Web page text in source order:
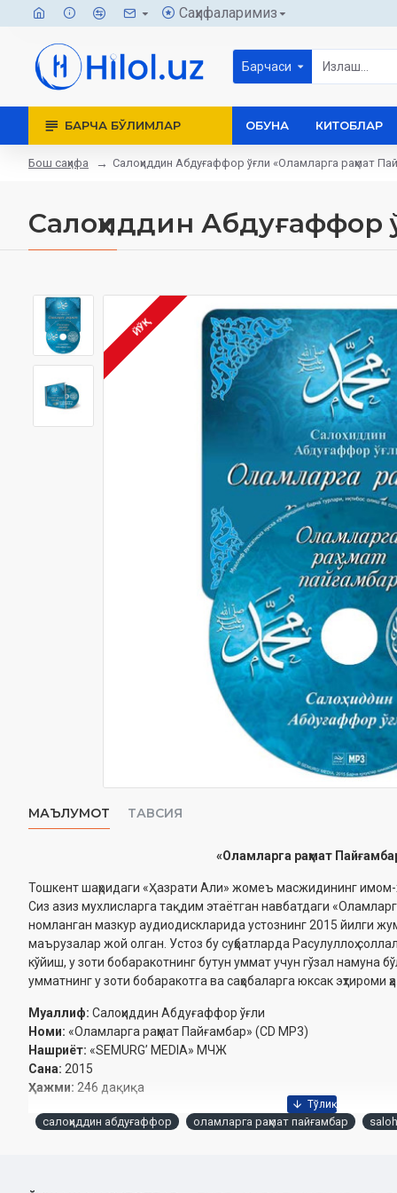
Саҳифаларимиз
Барчаси
БАРЧА БЎЛИМЛАР ОБУНА КИТОБЛАР
Бош саҳифа Салоҳиддин Абдуғаффор ўғли «Оламларга раҳмат
Салоҳиддин Абдуғаффор
ЙЎҚ
МАЪЛУМОТ ТАВСИЯ
«Оламларга раҳмат
Тошкент шаҳридаги «Ҳазрати Али» жомеъ масжидининг
Сиз азиз мухлисларга тақдим этаётган навбатдаги
номланган мазкур аудиодискларида устознинг 2015 йилги
маърузалар жой олган. Устоз бу суҳбатларда Расулуллоҳ
кўйиш, у зоти бобаракотнинг бутун уммат учун гўзал намуна
умматнинг у зоти бобаракотга ва саҳобаларга юксак эҳтироми
Муаллиф: Салоҳиддин Абдуғаффор ўғли
Номи: «Оламларга раҳмат Пайғамбар» (CD МР3)
Нашриёт: «SEMURG’ MEDIA» МЧЖ
Сана: 2015
Ҳажми: 246 дақиқа
1. Оламларга рахмат Пайгамбар
салоҳиддин абдуғаффор оламларга раҳмат пайғамбар